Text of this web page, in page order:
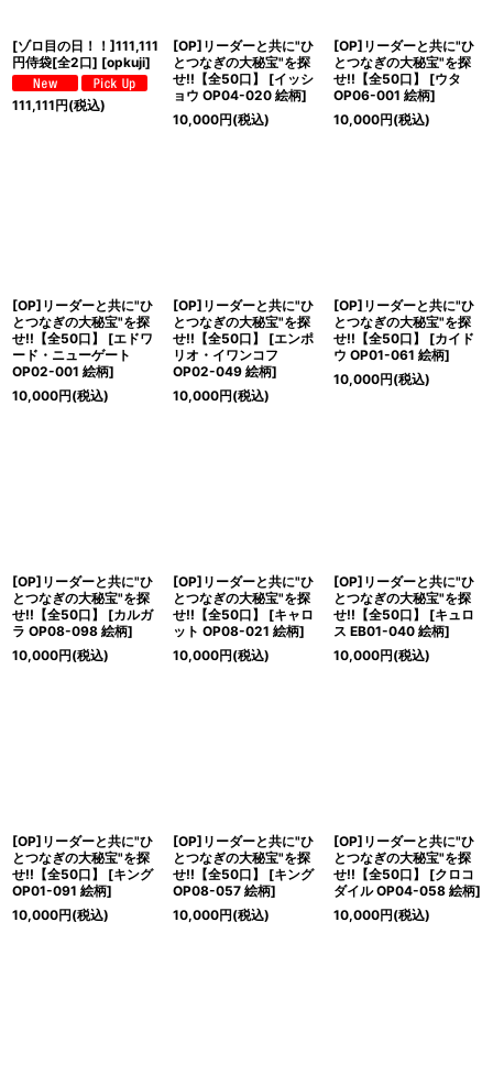
[ゾロ目の日！！]111,111
円侍袋[全2口] [opkuji]
111,111円(税込)
[OP]リーダーと共に"ひ
とつなぎの大秘宝"を探
せ!!【全50口】
[イッシ
ョウ OP04-020 絵柄]
10,000円(税込)
[OP]リーダーと共に"ひ
とつなぎの大秘宝"を探
せ!!【全50口】
[ウタ
OP06-001 絵柄]
10,000円(税込)
[OP]リーダーと共に"ひ
とつなぎの大秘宝"を探
せ!!【全50口】
[エドワ
ード・ニューゲート
OP02-001 絵柄]
10,000円(税込)
[OP]リーダーと共に"ひ
とつなぎの大秘宝"を探
せ!!【全50口】
[エンポ
リオ・イワンコフ
OP02-049 絵柄]
10,000円(税込)
[OP]リーダーと共に"ひ
とつなぎの大秘宝"を探
せ!!【全50口】
[カイド
ウ OP01-061 絵柄]
10,000円(税込)
[OP]リーダーと共に"ひ
とつなぎの大秘宝"を探
せ!!【全50口】
[カルガ
ラ OP08-098 絵柄]
10,000円(税込)
[OP]リーダーと共に"ひ
とつなぎの大秘宝"を探
せ!!【全50口】
[キャロ
ット OP08-021 絵柄]
10,000円(税込)
[OP]リーダーと共に"ひ
とつなぎの大秘宝"を探
せ!!【全50口】
[キュロ
ス EB01-040 絵柄]
10,000円(税込)
[OP]リーダーと共に"ひ
とつなぎの大秘宝"を探
せ!!【全50口】
[キング
OP01-091 絵柄]
10,000円(税込)
[OP]リーダーと共に"ひ
とつなぎの大秘宝"を探
せ!!【全50口】
[キング
OP08-057 絵柄]
10,000円(税込)
[OP]リーダーと共に"ひ
とつなぎの大秘宝"を探
せ!!【全50口】
[クロコ
ダイル OP04-058 絵柄]
10,000円(税込)